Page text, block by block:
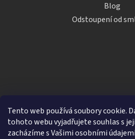
Tento web používá soubory cookie.
tohoto webu vyjadřujete souhlas s
zacházíme s Vašimi osobními
Blog
Odstoupení od
Vytvořil